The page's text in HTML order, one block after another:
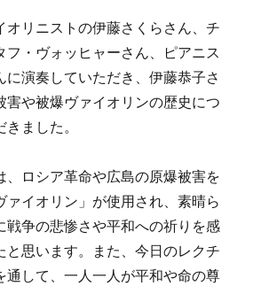
リニストの伊藤さくらさん、チ
フ・ヴォッヒャーさん、ピアニス
に演奏していただき、伊藤恭子さ
害や被爆ヴァイオリンの歴史につ
ました。
ロシア革命や広島の原爆被害を
ァイオリン」が使用され、素晴ら
戦争の悲惨さや平和への祈りを感
と思います。また、今日のレクチ
通して、一人一人が平和や命の尊